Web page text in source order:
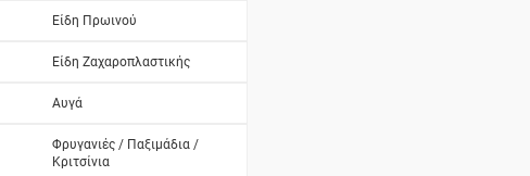
Είδη Πρωινού
Είδη Ζαχαροπλαστικής
Αυγά
Φρυγανιές / Παξιμάδια /
Κριτσίνια